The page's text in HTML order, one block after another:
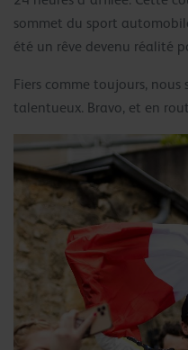
sommet du sport
été un rêve devenu réalité
Fiers comme toujours,
talentueux. Bravo, et en